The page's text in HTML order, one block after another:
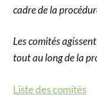
cadre de la
Les comités
tout au long de la
Liste des comités